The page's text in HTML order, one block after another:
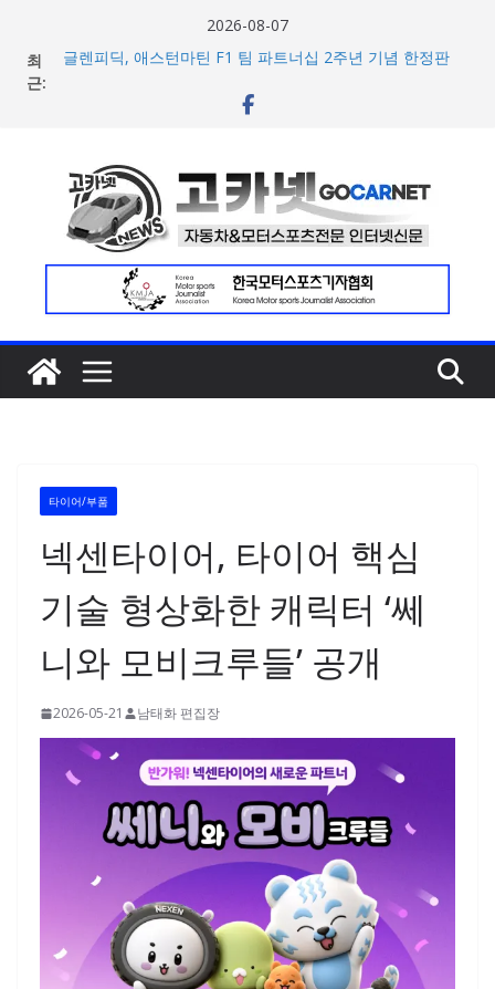
2026-08-07
최
근:
글렌피딕, 애스턴마틴 F1 팀 파트너십 2주년 기념 한정판
포뮬러 E, ‘모나코 ePrix’ 계약 2031년까지 장기 연장… ‘젠4
공개… 본격 계약 개시
2026년 7월 국내 수입 승용차 신규 등록 전년 대비 14.3%
증가
한국타이어, 안전한 여름철 주행 위한 타이어 관리법 제안
타이어/부품
넥센타이어, 타이어 핵심
기술 형상화한 캐릭터 ‘쎄
니와 모비크루들’ 공개
2026-05-21 남태화 편집장